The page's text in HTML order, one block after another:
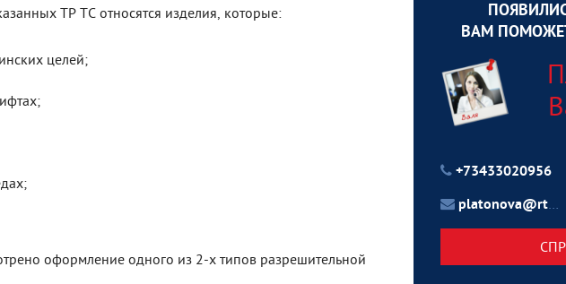
ТР ТС относятся изделия, которые:
целей;
оформление одного из 2-х типов разрешительной
ВАМ
+73433020956
platonova@rtu24.ru